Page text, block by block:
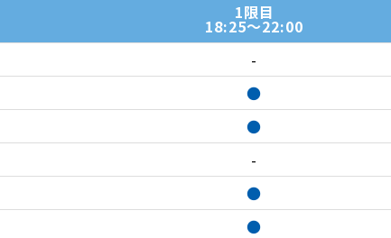
1限目
18:25～22:00
-
●
●
-
●
●